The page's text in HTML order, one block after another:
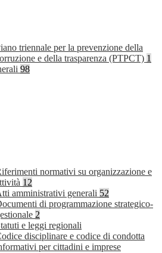
triennale per la prevenzione della
e della trasparenza (PTPCT) 1
98
normativi su organizzazione e
12
amministrativi generali 52
di programmazione strategico-
2
e leggi regionali
disciplinare e codice di condotta
per cittadini e imprese